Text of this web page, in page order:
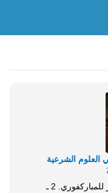
العلوم الشرعية
1 ـ التفسير وعلوم القرآن: المصباح المنير للمباركفوري. 2 ـ